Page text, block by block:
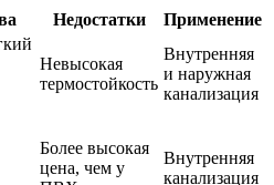
Недостатки Применение
Невысокая
термостойкость
Внутренняя
и наружная
канализация
Более высокая
цена, чем у
Внутренняя
канализация